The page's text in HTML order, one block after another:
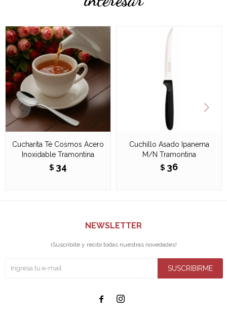
Cucharita Té Cosmos Acero
Inoxidable Tramontina
$ 34
Cuchillo Asado Ipanema
M/N Tramontina
$ 36
NEWSLETTER
¡Suscribite y recibí todas nuestras novedades!
SUSCRIBIRME
 